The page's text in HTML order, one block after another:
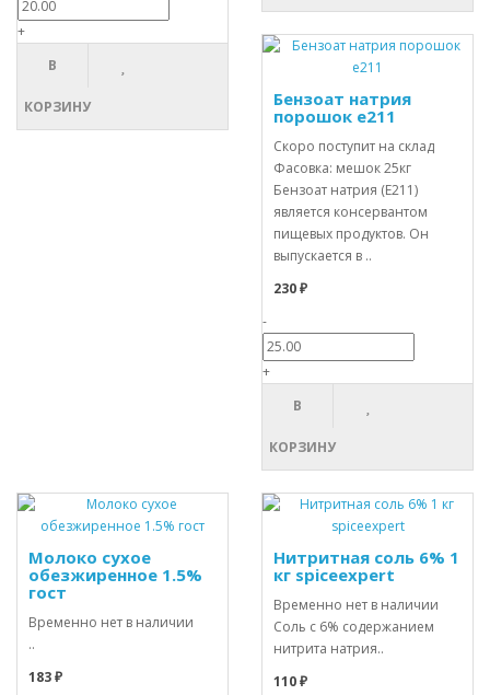
+
В
КОРЗИНУ
Бензоат натрия
порошок е211
Скоро поступит на склад
Фасовка: мешок 25кг
Бензоат натрия (E211)
является консервантом
пищевых продуктов. Он
выпускается в ..
230 ₽
-
+
В
КОРЗИНУ
Молоко сухое
обезжиренное 1.5%
гост
Временно нет в наличии
..
183 ₽
Нитритная соль 6% 1
кг spiceexpert
Временно нет в наличии
Соль с 6% содержанием
нитрита натрия..
110 ₽